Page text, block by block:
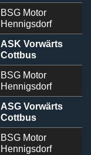
BSG Motor
Hennigsdorf
ASK Vorwärts
Cottbus
BSG Motor
Hennigsdorf
ASG Vorwärts
Cottbus
BSG Motor
Hennigsdorf